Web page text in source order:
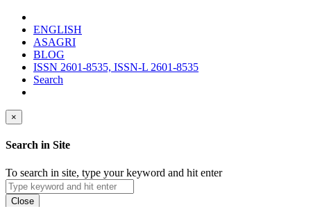
ENGLISH
ASAGRI
BLOG
ISSN 2601-8535, ISSN-L 2601-8535
Search
×
Search in Site
To search in site, type your keyword and hit enter
Close